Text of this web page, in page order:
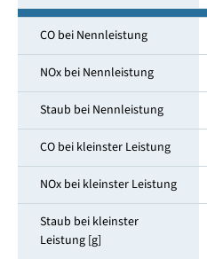
CO bei Nennleistung
NOx bei Nennleistung
Staub bei Nennleistung
CO bei kleinster Leistung
NOx bei kleinster Leistung
Staub bei kleinster
Leistung [g]